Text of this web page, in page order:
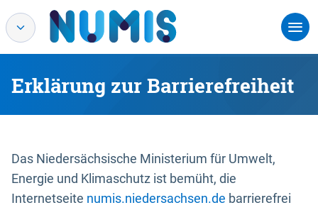
Erklärung zur Barrierefreiheit
Das Niedersächsische Ministerium für Umwelt,
Energie und Klimaschutz ist bemüht, die
Internetseite numis.niedersachsen.de barrierefrei